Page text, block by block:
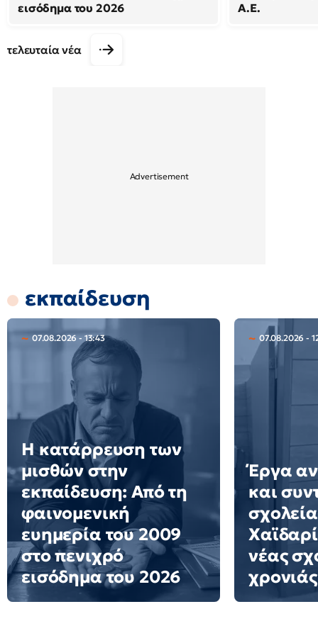
εισόδημα του 2026
Α.Ε.
τελευταία νέα
εκπαίδευση
07.08.2026 - 13:43
Η κατάρρευση των
μισθών στην
εκπαίδευση: Από τη
φαινομενική
ευημερία του 2009
στο πενιχρό
εισόδημα του 2026
07.08.2026 -
Έργα
και
νέας
χρονιάς